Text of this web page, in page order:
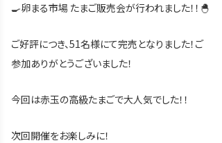
🍳卵まる市場 たまご販売会が行われました！！🐣
ご好評につき、51名様にて完売となりました！ご
参加ありがとうございました！
今回は赤玉の高級たまごで大人気でした！！
次回開催をお楽しみに！